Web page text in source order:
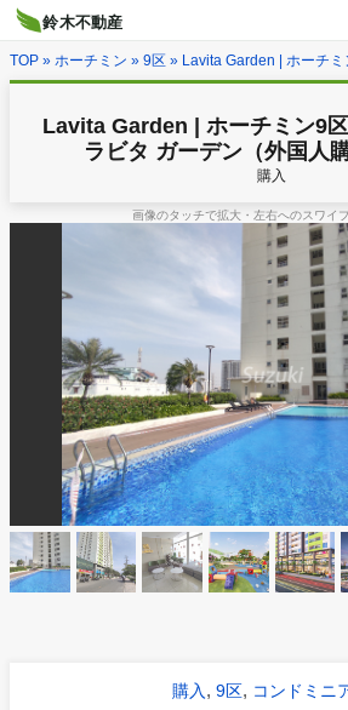
TOP » ホーチミン » 9区 » Lavita Garden | ホーチミン9区のマンシ
Lavita Garden | ホーチミン9区
ラビタ ガーデン（外国人
購入
画像のタッチで拡大・左右へのスワイ
購入 , 9区, コンドミニ
鈴木不動産